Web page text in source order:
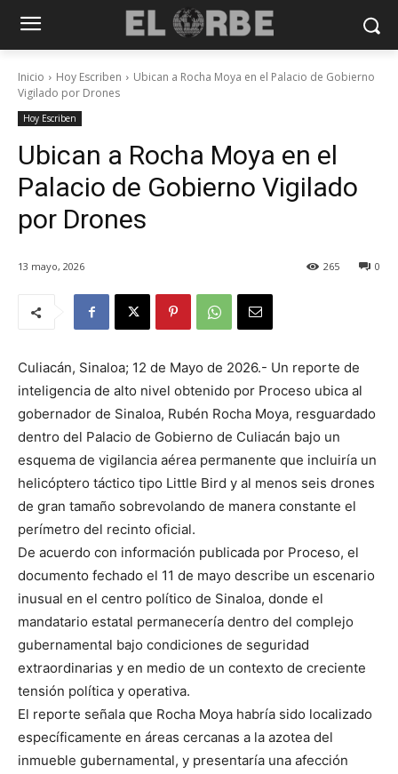
Inicio Hoy Escriben
Ubican a Rocha Moya en el Palacio de Gobierno
Vigilado por Drones
Hoy Escriben
Ubican a Rocha Moya en el
Palacio de Gobierno Vigilado
por Drones
13 mayo, 2026 0
265
Culiacán, Sinaloa; 12 de Mayo de 2026.- Un reporte de
inteligencia de alto nivel obtenido por Proceso ubica al
gobernador de Sinaloa, Rubén Rocha Moya, resguardado
dentro del Palacio de Gobierno de Culiacán bajo un
esquema de vigilancia aérea permanente que incluiría un
helicóptero táctico tipo Little Bird y al menos seis drones
de gran tamaño sobrevolando de manera constante el
perímetro del recinto oficial.
De acuerdo con información publicada por Proceso, el
documento fechado el 11 de mayo describe un escenario
inusual en el centro político de Sinaloa, donde el
mandatario estatal permanecería dentro del complejo
gubernamental bajo condiciones de seguridad
extraordinarias y en medio de un contexto de creciente
tensión política y operativa.
El reporte señala que Rocha Moya habría sido localizado
específicamente en áreas cercanas a la azotea del
inmueble gubernamental, y presentaría una afección